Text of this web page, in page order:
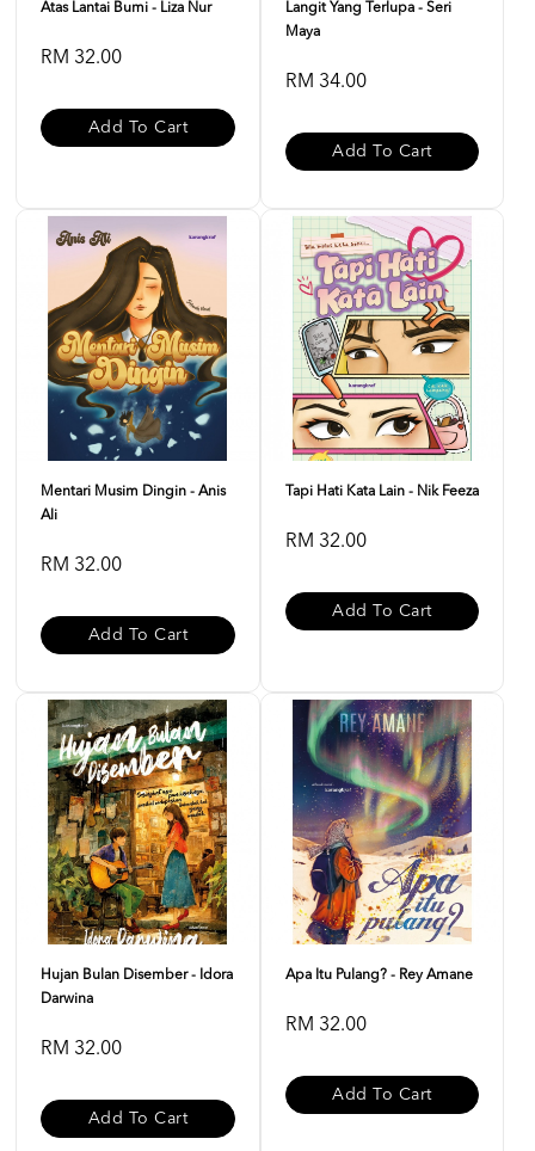
Atas Lantai Bumi - Liza Nur
RM 32.00
Add To Cart
Langit Yang Terlupa - Seri
Maya
RM 34.00
Add To Cart
Mentari Musim Dingin - Anis
Ali
RM 32.00
Add To Cart
Tapi Hati Kata Lain - Nik Feeza
RM 32.00
Add To Cart
Hujan Bulan Disember - Idora
Darwina
RM 32.00
Add To Cart
Apa Itu Pulang? - Rey Amane
RM 32.00
Add To Cart